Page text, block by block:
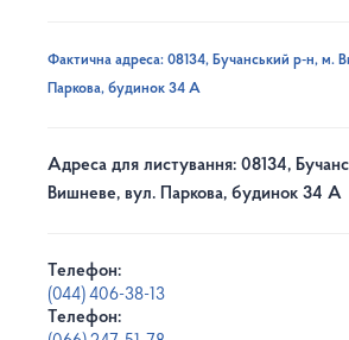
Фактична адреса: 08134, Бучанський р-н, м.
Паркова, будинок 34 А
Адреса для листування: 08134,
Вишневе, вул. Паркова, будинок 34 А
Телефон:
(044) 406-38-13
Телефон: